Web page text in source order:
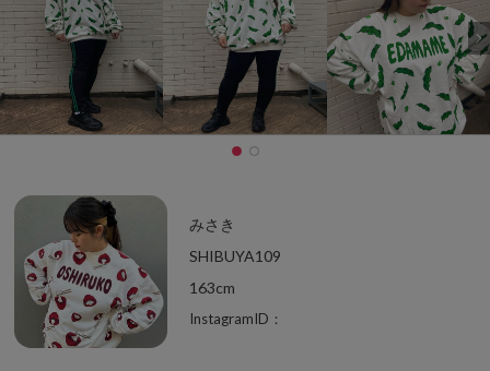
みさき
SHIBUYA109
163cm
InstagramID：